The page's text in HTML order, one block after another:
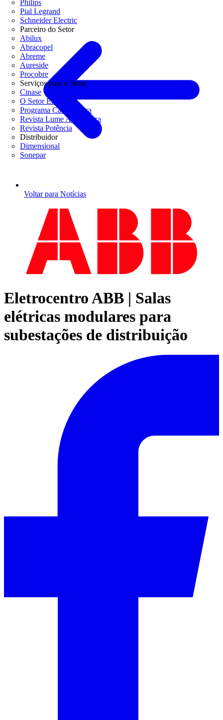
Philips
Pial Legrand
Schneider Electric
Parceiro do Setor
Abilux
Abracopel
Abreme
Aureside
Procobre
Serviços para o Setor
Cinase
O Setor Elétrico
Programa Casa Segura
Revista Lume Arquitetura
Revista Potência
Distribuidor
Dimensional
Sonepar
Voltar para Notícias
Eletrocentro ABB | Salas
elétricas modulares para
subestações de distribuição